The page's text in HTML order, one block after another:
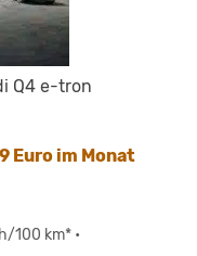
Q4 e-tron
Euro im Monat
100 km* •